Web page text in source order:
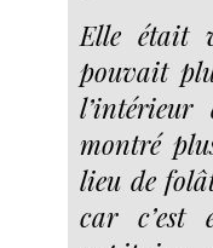
Elle était
pouvait
l’intérieur
montré
lieu de
car c’est